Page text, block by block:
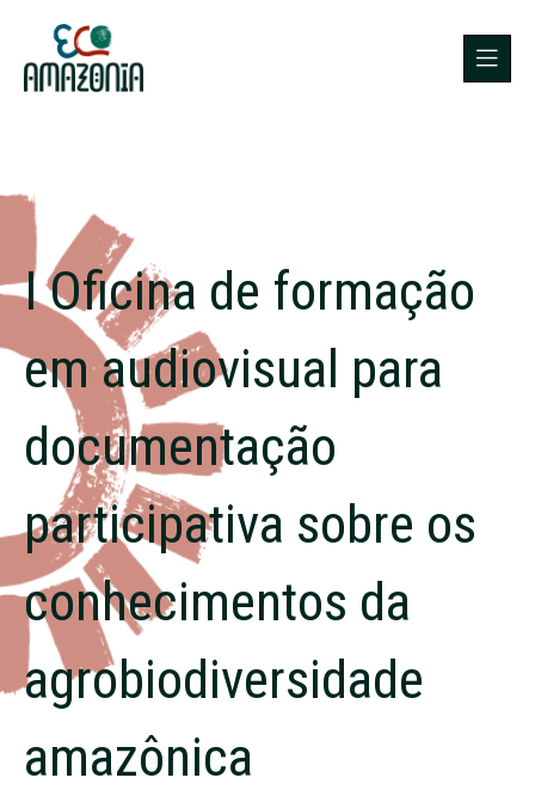
I Oficina de formação
em audiovisual para
documentação
participativa sobre os
conhecimentos da
agrobiodiversidade
amazônica